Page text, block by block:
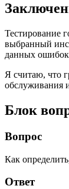
Тестирование
выбранный
данных
Я считаю, что
обслуживания
Блок
Вопрос
Как
Ответ